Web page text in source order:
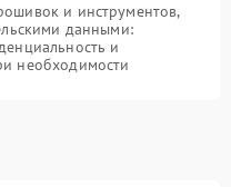
и инструментов,
данными:
и
необходимости